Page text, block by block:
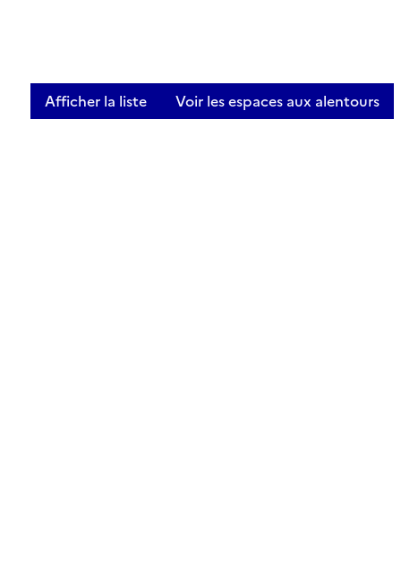
Afficher la liste Voir les espaces aux alentours